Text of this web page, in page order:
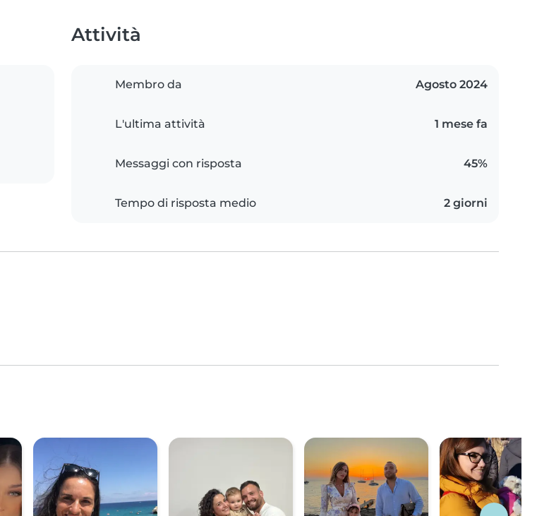
Attività
Membro da Agosto 2024
L'ultima attività 1 mese fa
Messaggi con risposta 45%
Tempo di risposta medio 2 giorni